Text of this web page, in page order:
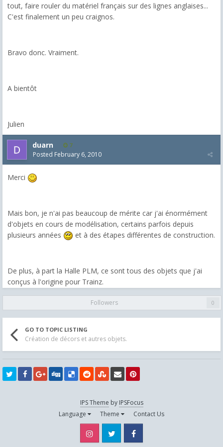
tout, faire rouler du matériel français sur des lignes anglaises...
C'est finalement un peu craignos.
Bravo donc. Vraiment.
A bientôt
Julien
duarn 7
Posted February 6, 2010
Merci
Mais bon, je n'ai pas beaucoup de mérite car j'ai énormément
d'objets en cours de modélisation, certains parfois depuis
plusieurs années
et à des étapes différentes de construction.
De plus, à part la Halle PLM, ce sont tous des objets que j'ai
conçus à l'origine pour Trainz.
Followers 0
GO TO TOPIC LISTING
Création de décors et autres objets.
IPS Theme by IPSFocus
Language
Theme Contact Us
Instagram Twitter